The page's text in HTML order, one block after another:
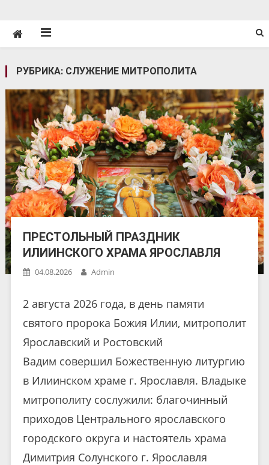
РУБРИКА: СЛУЖЕНИЕ МИТРОПОЛИТА
ПРЕСТОЛЬНЫЙ ПРАЗДНИК
ИЛИИНСКОГО ХРАМА ЯРОСЛАВЛЯ
04.08.2026 Admin
2 августа 2026 года, в день памяти
святого пророка Божия Илии, митрополит
Ярославский и Ростовский
Вадим совершил Божественную литургию
в Илиинском храме г. Ярославля. Владыке
митрополиту сослужили: благочинный
приходов Центрального ярославского
городского округа и настоятель храма
Димитрия Солунского г. Ярославля